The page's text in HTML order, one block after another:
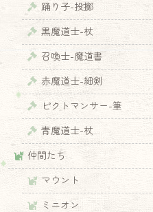
踊り子-投擲
黒魔道士-杖
召喚士-魔道書
赤魔道士-細剣
ピクトマンサー-筆
青魔道士-杖
仲間たち
マウント
ミニオン